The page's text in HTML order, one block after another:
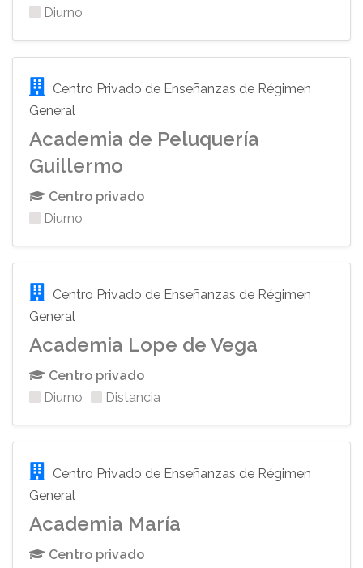
Diurno
Centro Privado de Enseñanzas de Régimen
General
Academia de Peluquería
Guillermo
Centro privado
Diurno
Centro Privado de Enseñanzas de Régimen
General
Academia Lope de Vega
Centro privado
Diurno
Distancia
Centro Privado de Enseñanzas de Régimen
General
Academia María
Centro privado